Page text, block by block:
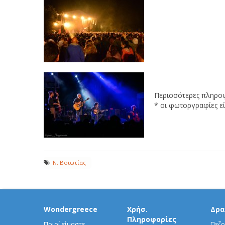
Περισσότερες
* οι φωτοργραφίες
Ν. Βοιωτίας
Wondergreece
Χρήσ.
Πληροφορίες